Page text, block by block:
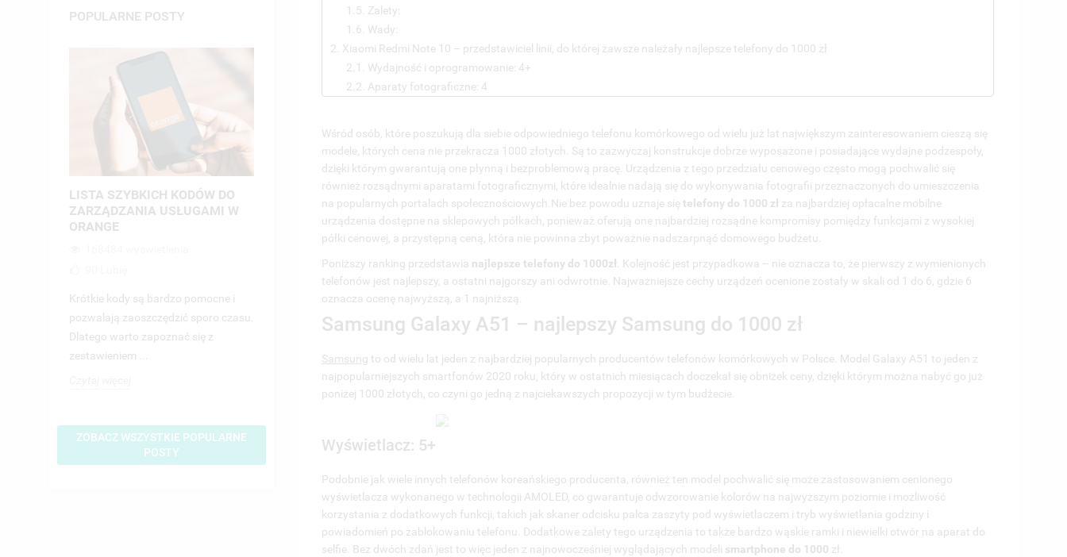
POPULARNE POSTY
LISTA SZYBKICH KODÓW DO
ZARZĄDZANIA USŁUGAMI W
ORANGE
Krótkie kody są bardzo pomocne i
pozwalają zaoszczędzić sporo czasu.
Dlatego warto zapoznać się z
zestawieniem ...
JAK USTAWIĆ POLSKIE ZNAKI
W SMS?
89460 wyświetlenia
Brak polskich znaków w
wiadomościach SMS to problem,
który może mieć istotne
konsekwencje dla jasności i precyzji...
LISTA SZYBKICH KODÓW DO
ZARZĄDZANIA USŁUGAMI
PLUS
168 Lubię
Krótkie kody warto znać, ponieważ
pozwalają zaoszczędzić czas, który
trzeba by poświęcić na rozmowę z
operatorem.
Czytaj więcej
GDZIE SĄ USTAWIENIA
MESSENGERA I JAK JE
ZMIENIĆ?
Zarówno dla początkujących, jak i
zmiana ustawień Messenger może
być kluczowa dla...
Czytaj więcej
JAK ZMIENIĆ
TELEFONIE - PORADNIK!
Zmiana lokalizacji oznacza
modyfikację informacji o
ZOBACZ WSZYSTKIE POPULARNE
POSTY
1.5. Zalety:
1.6. Wady:
2. Xiaomi Redmi Note 10 – przedstawiciel linii, do której zawsze należały najlepsze telefony do 1000 zł
2.1. Wydajność i oprogramowanie: 4+
2.2. Aparaty fotograficzne: 4
2.5. Zalety:
2.6. Wady:
3. Xiaomi Poco X3 Pro – najwydajniejszy smartfon do 1000zł
3.1. Wydajność i oprogramowanie: 6-
3.2. Wyświetlacz: 5+
3.3. Dodatkowe funkcje: 5+
3.4. Końcowa ocena: 5+
3.5. Zalety:
3.6. Wady:
4. Realme 8 5G – telefon za 1000 zł z 5G
4.1. Łączność: 5+
4.2. Wydajność i oprogramowanie: 5
4.3. Aparat fotograficzny: 3+
4.4. Końcowa ocena: 4+
5. Motorola Moto G9 Plus – smartfon za 1000 z naprawdę dużym wyświetlaczem
5.2. Wydajność i oprogramowanie: 5
5.3. Aparaty fotograficzne: 5
5.4. Końcowa ocena: 5
5.5. Zalety:
Wśród osób, które poszukują dla siebie odpowiedniego telefonu komórkowego od wielu już lat największym zainteresowaniem cieszą się
modele, których cena nie przekracza 1000 złotych. Są to zazwyczaj konstrukcje dobrze wyposażone i posiadające wydajne podzespoły,
dzięki którym gwarantują one płynną i bezproblemową pracę. Urządzenia z tego przedziału cenowego często mogą pochwalić się
również rozsądnymi aparatami fotograficznymi, które idealnie nadają się do wykonywania fotografii przeznaczonych do umieszczenia
na popularnych portalach społecznościowych.Nie bez powodu uznaje siętelefony do 1000 zł za najbardziej opłacalne mobilne
urządzenia dostępne na sklepowych półkach, ponieważ oferują one najbardziej rozsądne kompromisy pomiędzy funkcjami z wysokiej
półki cenowej, a przystępną ceną, która nie powinna zbyt poważnie nadszarpnąć domowego budżetu.
Poniższy ranking przedstawia najlepsze telefony do 1000zł . Kolejność jest przypadkowa – nie oznacza to, że pierwszy z wymienionych
telefonów jest najlepszy, a ostatni najgorszy ani odwrotnie. Najważniejsze cechy urządzeń ocenione zostały w skali od 1 do 6, gdzie 6
oznacza ocenę najwyższą, a 1 najniższą.
Samsung Galaxy A51 – najlepszy Samsung do 1000 zł
Samsung to od wielu lat jeden z najbardziej popularnych producentów telefonów komórkowych w Polsce. Model Galaxy A51 to jeden z
najpopularniejszych smartfonów 2020 roku, który w ostatnich miesiącach doczekał się obniżek ceny, dzięki którym można nabyć go już
poniżej 1000 złotych, co czyni go jedną z najciekawszych propozycji w tym budżecie.
Wyświetlacz: 5+
Podobnie jak wiele innych telefonów koreańskiego producenta, również ten model pochwalić się może zastosowaniem cenionego
wyświetlacza wykonanego w technologii AMOLED, co gwarantuje odwzorowanie kolorów na najwyższym poziomie i możliwość
korzystania z dodatkowych funkcji, takich jak skaner odcisku palca zaszyty pod wyświetlaczem i tryb wyświetlania godziny i
powiadomień po zablokowaniu telefonu. Dodatkowe zalety tego urządzenia to także bardzo wąskie ramki i niewielki otwór na aparat do
selfie. Bez dwóch zdań jest to więc jeden z najnowocześniej wyglądających modeli smartphone do 1000 zł.